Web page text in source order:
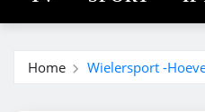
Home Wielersport -